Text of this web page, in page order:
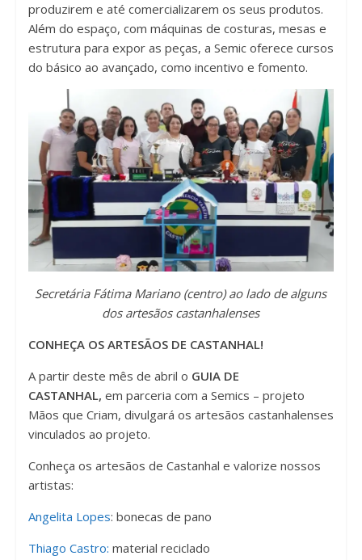
produzirem e até comercializarem os seus produtos.
Além do espaço, com máquinas de costuras, mesas e
estrutura para expor as peças, a Semic oferece cursos
do básico ao avançado, como incentivo e fomento.
Secretária Fátima Mariano (centro) ao lado de alguns
dos artesãos castanhalenses
CONHEÇA OS ARTESÃOS DE CASTANHAL!
A partir deste mês de abril o GUIA DE
CASTANHAL, em parceria com a Semics – projeto
Mãos que Criam, divulgará os artesãos castanhalenses
vinculados ao projeto.
Conheça os artesãos de Castanhal e valorize nossos
artistas:
Angelita Lopes: bonecas de pano
Thiago Castro: material reciclado